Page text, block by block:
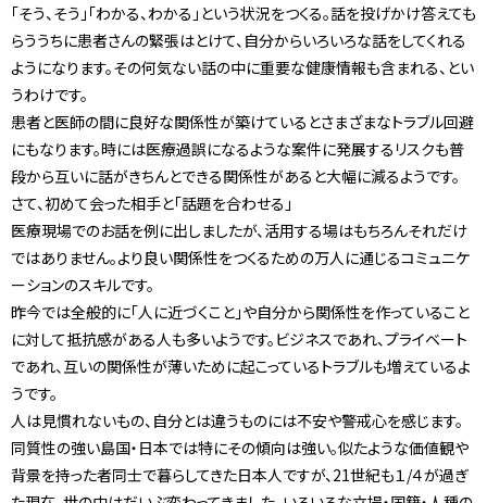
「そう、そう」「わかる、わかる」という状況をつくる。話を投げかけ答えても
らううちに患者さんの緊張はとけて、自分からいろいろな話をしてくれる
ようになります。その何気ない話の中に重要な健康情報も含まれる、とい
うわけです。
患者と医師の間に良好な関係性が築けているとさまざまなトラブル回避
にもなります。時には医療過誤になるような案件に発展するリスクも普
段から互いに話がきちんとできる関係性があると大幅に減るようです。
さて、初めて会った相手と「話題を合わせる」
医療現場でのお話を例に出しましたが、活用する場はもちろんそれだけ
ではありません。より良い関係性をつくるための万人に通じるコミュニケ
ーションのスキルです。
昨今では全般的に「人に近づくこと」や自分から関係性を作っていること
に対して抵抗感がある人も多いようです。ビジネスであれ、プライベート
であれ、互いの関係性が薄いために起こっているトラブルも増えているよ
うです。
人は見慣れないもの、自分とは違うものには不安や警戒心を感じます。
同質性の強い島国・日本では特にその傾向は強い。似たような価値観や
背景を持った者同士で暮らしてきた日本人ですが、21世紀も１/４が過ぎ